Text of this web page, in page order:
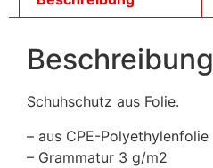
Beschreibung
Schuhschutz aus Folie.
– aus CPE-Polyethylenfolie
– Grammatur 3 g/m2